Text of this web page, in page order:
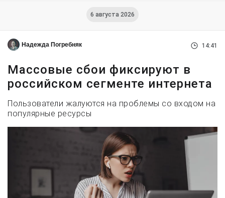
6 августа 2026
Надежда Погребняк 14:41
Массовые сбои фиксируют в
российском сегменте интернета
Пользователи жалуются на проблемы со входом на
популярные ресурсы